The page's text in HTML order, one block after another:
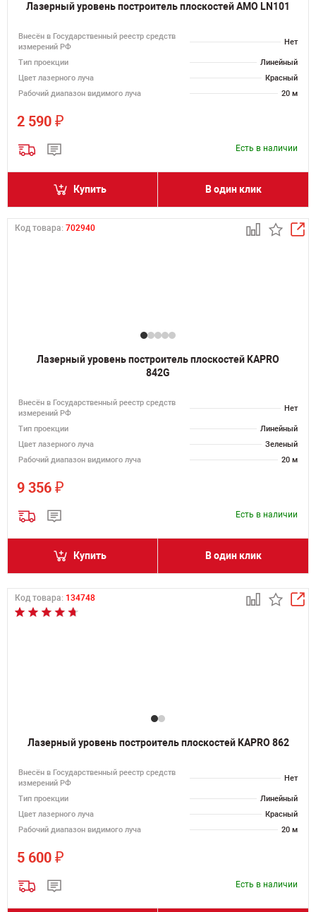
Лазерный уровень построитель плоскостей AMO LN101
Внесён в Государственный реестр средств
измерений РФ
Нет
Тип проекции
Линейный
Цвет лазерного луча
Красный
Рабочий диапазон видимого луча
20 м
2 590 ₽
Есть в наличии
Купить В один клик
Код товара: 702940
Лазерный уровень построитель плоскостей KAPRO
842G
Внесён в Государственный реестр средств
измерений РФ
Нет
Тип проекции
Линейный
Цвет лазерного луча
Зеленый
Рабочий диапазон видимого луча
20 м
9 356 ₽
Есть в наличии
Купить В один клик
Код товара: 134748
Лазерный уровень построитель плоскостей KAPRO 862
Внесён в Государственный реестр средств
измерений РФ
Нет
Тип проекции
Линейный
Цвет лазерного луча
Красный
Рабочий диапазон видимого луча
20 м
5 600 ₽
Есть в наличии